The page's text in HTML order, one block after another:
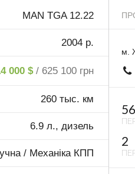
MAN TGA 12.22
2004 р.
000 $ / 625 100 грн
260 тыс. км
6.9 л., дизель
/ Механіка КПП
м.
2